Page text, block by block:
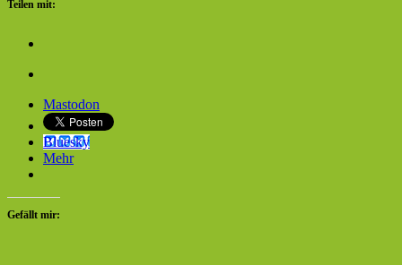
Teilen mit:
Mastodon
Bluesky
Mehr
Gefällt mir: